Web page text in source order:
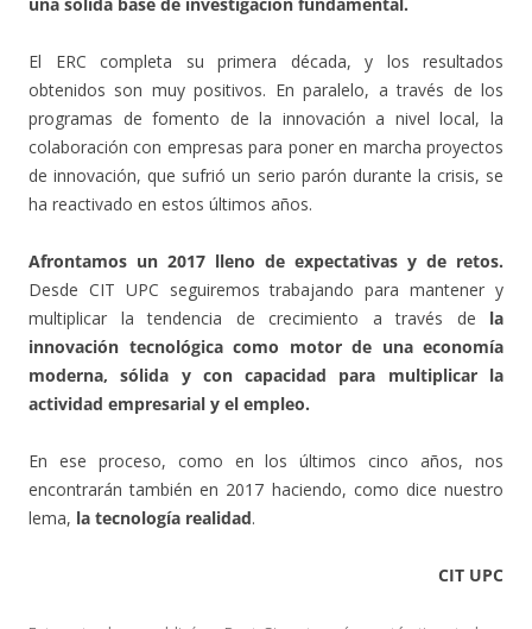
una sólida base de investigación fundamental.
El ERC completa su primera década, y los resultados
obtenidos son muy positivos. En paralelo, a través de los
programas de fomento de la innovación a nivel local, la
colaboración con empresas para poner en marcha proyectos
de innovación, que sufrió un serio parón durante la crisis, se
ha reactivado en estos últimos años.
Afrontamos un 2017 lleno de expectativas y de retos.
Desde CIT UPC seguiremos trabajando para mantener y
multiplicar la tendencia de crecimiento a través de la
innovación tecnológica como motor de una economía
moderna, sólida y con capacidad para multiplicar la
actividad empresarial y el empleo.
En ese proceso, como en los últimos cinco años, nos
encontrarán también en 2017 haciendo, como dice nuestro
lema, la tecnología realidad.
CIT UPC